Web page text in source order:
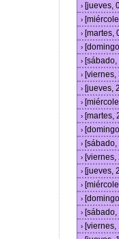
› [jueves,
›
› [martes,
›
›
›
› [jueves,
›
› [martes,
›
›
›
› [jueves,
›
›
›
›